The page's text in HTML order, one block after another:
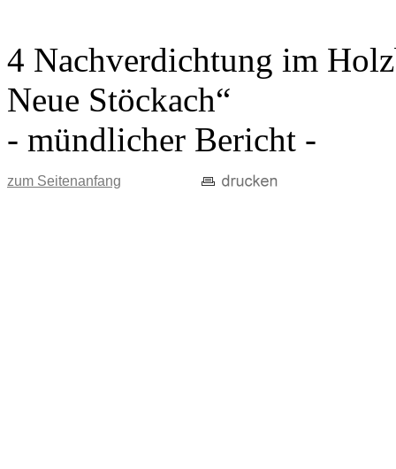
4 Nachverdichtung im
Neue Stöckach“
- mündlicher Bericht -
zum Seitenanfang